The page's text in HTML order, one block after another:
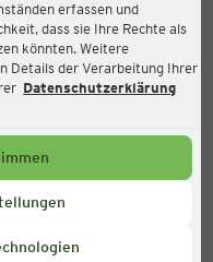
erfassen und
dass sie Ihre Rechte als
könnten. Weitere
Details der Verarbeitung Ihrer
Datenschutzerklärung